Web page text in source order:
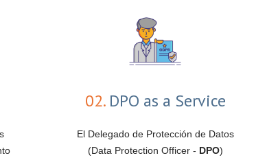
02.DPO as a Service
El Delegado de Protección de Datos
(Data Protection Officer - DPO)